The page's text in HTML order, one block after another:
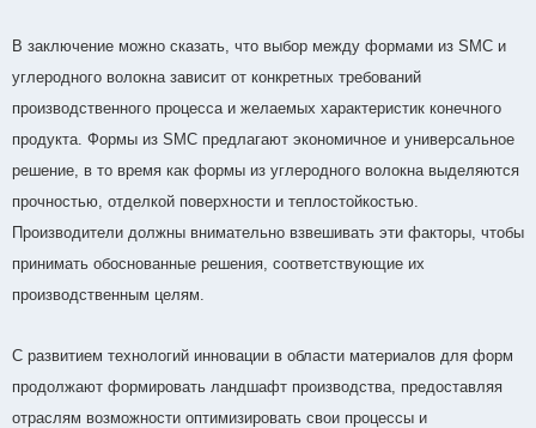
В заключение можно сказать, что выбор между формами из SMC и
углеродного волокна зависит от конкретных требований
производственного процесса и желаемых характеристик конечного
продукта. Формы из SMC предлагают экономичное и универсальное
решение, в то время как формы из углеродного волокна выделяются
прочностью, отделкой поверхности и теплостойкостью.
Производители должны внимательно взвешивать эти факторы, чтобы
принимать обоснованные решения, соответствующие их
производственным целям.
С развитием технологий инновации в области материалов для форм
продолжают формировать ландшафт производства, предоставляя
отраслям возможности оптимизировать свои процессы и